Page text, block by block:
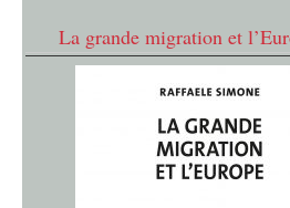
La grande migration et